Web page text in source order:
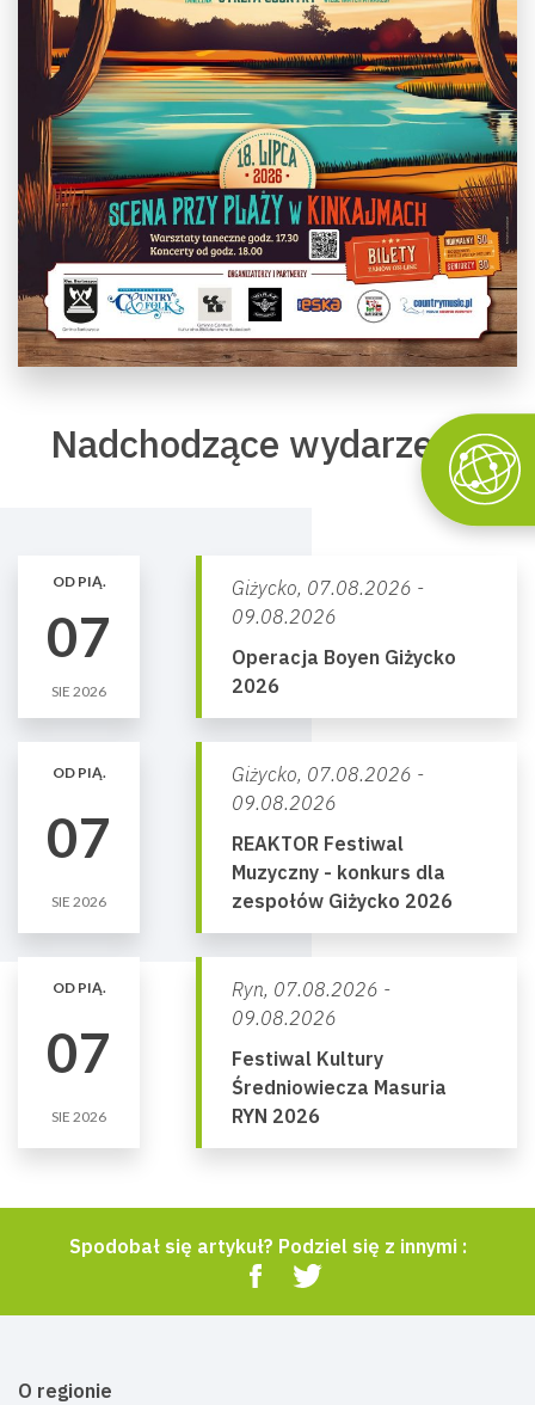
Nadchodzące wydarzenia
OD PIĄ.
07
SIE 2026
Giżycko, 07.08.2026 -
09.08.2026
Operacja Boyen Giżycko
2026
OD PIĄ.
07
SIE 2026
Giżycko, 07.08.2026 -
09.08.2026
REAKTOR Festiwal
Muzyczny - konkurs dla
zespołów Giżycko 2026
OD PIĄ.
07
SIE 2026
Ryn, 07.08.2026 -
09.08.2026
Festiwal Kultury
Średniowiecza Masuria
RYN 2026
Spodobał się artykuł? Podziel się z innymi :
O regionie